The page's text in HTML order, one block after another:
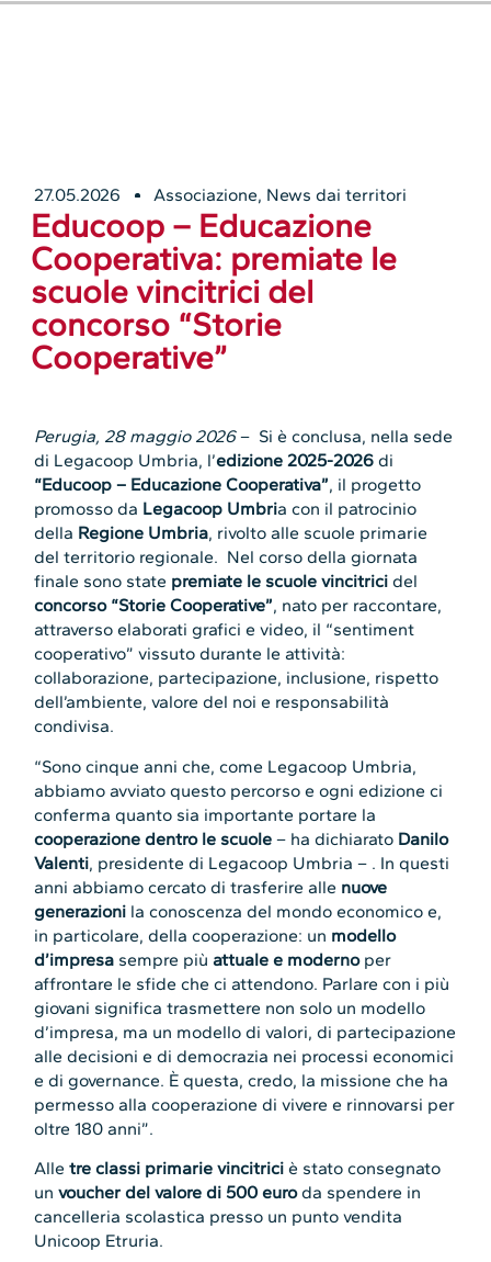
27.05.2026 Associazione, News dai territori
Educoop – Educazione
Cooperativa: premiate le
scuole vincitrici del
concorso “Storie
Cooperative”
Perugia, 28 maggio 2026– Si è conclusa, nella sede
di Legacoop Umbria, l’edizione 2025-2026 di
“Educoop – Educazione Cooperativa”, il progetto
promosso da Legacoop Umbria con il patrocinio
della Regione Umbria, rivolto alle scuole primarie
del territorio regionale. Nel corso della giornata
finale sono state premiate le scuole vincitricidel
concorso “Storie Cooperative”, nato per raccontare,
attraverso elaborati grafici e video, il “sentiment
cooperativo” vissuto durante le attività:
collaborazione, partecipazione, inclusione, rispetto
dell’ambiente, valore del noi e responsabilità
condivisa.
“Sono cinque anni che, come Legacoop Umbria,
abbiamo avviato questo percorso e ogni edizione ci
conferma quanto sia importante portare la
cooperazione dentro le scuole – ha dichiarato Danilo
Valenti, presidente di Legacoop Umbria – . In questi
anni abbiamo cercato di trasferire alle nuove
generazioni la conoscenza del mondo economico e,
in particolare, della cooperazione: un modello
d’impresa sempre più attuale e modernoper
affrontare le sfide che ci attendono. Parlare con i più
giovani significa trasmettere non solo un modello
d’impresa, ma un modello di valori, di partecipazione
alle decisioni e di democrazia nei processi economici
e di governance. È questa, credo, la missione che ha
permesso alla cooperazione di vivere e rinnovarsi per
oltre 180 anni”.
Alletre classi primarie vincitriciè stato consegnato
unvoucher del valore di 500 euroda spendere in
cancelleria scolastica presso un punto vendita
Unicoop Etruria.